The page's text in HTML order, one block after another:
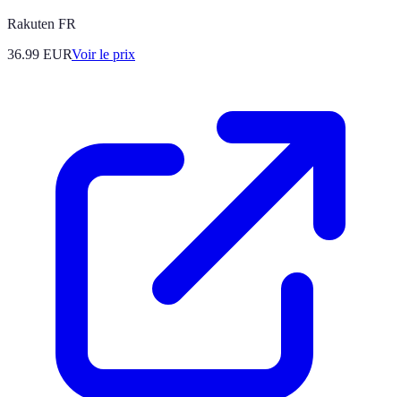
Rakuten FR
36.99 EURVoir le prix